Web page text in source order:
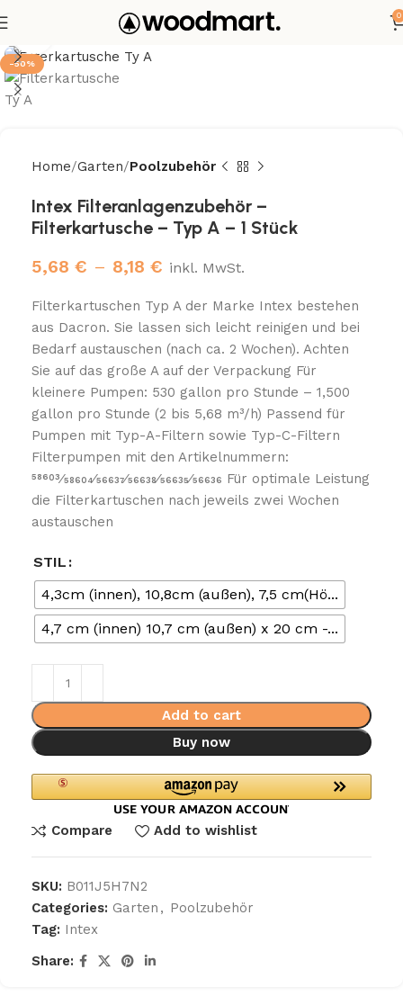
0
-50%
Click to enlarge
Home Garten Poolzubehör
Intex Filteranlagenzubehör –
Filterkartusche – Typ A – 1 Stück
5,68 € – 8,18 € inkl. MwSt.
Filterkartuschen Typ A der Marke Intex bestehen
aus Dacron. Sie lassen sich leicht reinigen und bei
Bedarf austauschen (nach ca. 2 Wochen). Achten
Sie auf das große A auf der Verpackung Für
kleinere Pumpen: 530 gallon pro Stunde – 1,500
gallon pro Stunde (2 bis 5,68 m³/h) Passend für
Pumpen mit Typ-A-Filtern sowie Typ-C-Filtern
Filterpumpen mit den Artikelnummern:
58603⁄58604⁄56637⁄56638⁄56635⁄56636 Für optimale Leistung
die Filterkartuschen nach jeweils zwei Wochen
austauschen
STIL
4,3cm (innen), 10,8cm (außen), 7,5 cm(Hö...
4,7 cm (innen) 10,7 cm (außen) x 20 cm -...
Add to cart
Buy now
Compare Add to wishlist
SKU: B011J5H7N2
Categories: Garten , Poolzubehör
Tag: Intex
Share: